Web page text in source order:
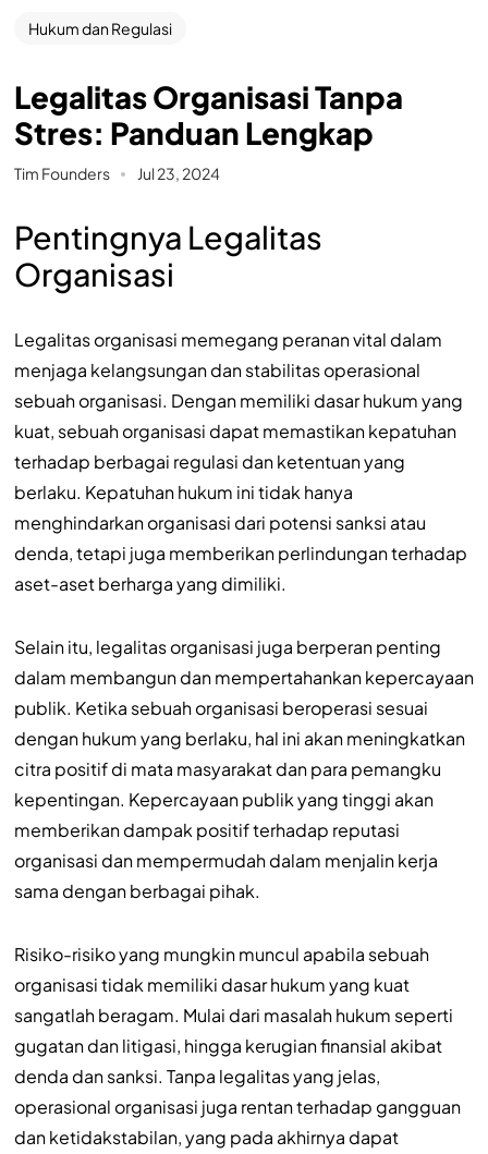
Hukum dan Regulasi
Legalitas Organisasi Tanpa
Stres: Panduan Lengkap
Tim Founders Jul 23, 2024
Pentingnya Legalitas
Organisasi
Legalitas organisasi memegang peranan vital dalam
menjaga kelangsungan dan stabilitas operasional
sebuah organisasi. Dengan memiliki dasar hukum yang
kuat, sebuah organisasi dapat memastikan kepatuhan
terhadap berbagai regulasi dan ketentuan yang
berlaku. Kepatuhan hukum ini tidak hanya
menghindarkan organisasi dari potensi sanksi atau
denda, tetapi juga memberikan perlindungan terhadap
aset-aset berharga yang dimiliki.
Selain itu, legalitas organisasi juga berperan penting
dalam membangun dan mempertahankan kepercayaan
publik. Ketika sebuah organisasi beroperasi sesuai
dengan hukum yang berlaku, hal ini akan meningkatkan
citra positif di mata masyarakat dan para pemangku
kepentingan. Kepercayaan publik yang tinggi akan
memberikan dampak positif terhadap reputasi
organisasi dan mempermudah dalam menjalin kerja
sama dengan berbagai pihak.
Risiko-risiko yang mungkin muncul apabila sebuah
organisasi tidak memiliki dasar hukum yang kuat
sangatlah beragam. Mulai dari masalah hukum seperti
gugatan dan litigasi, hingga kerugian finansial akibat
denda dan sanksi. Tanpa legalitas yang jelas,
operasional organisasi juga rentan terhadap gangguan
dan ketidakstabilan, yang pada akhirnya dapat